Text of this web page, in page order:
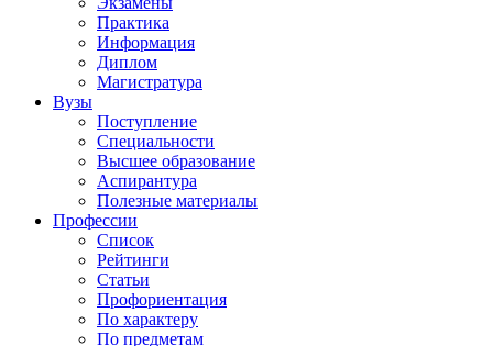
Практика
Информация
Диплом
Магистратура
Вузы
Поступление
Специальности
Высшее образование
Аспирантура
Полезные материалы
Профессии
Список
Рейтинги
Статьи
Профориентация
По характеру
По предметам